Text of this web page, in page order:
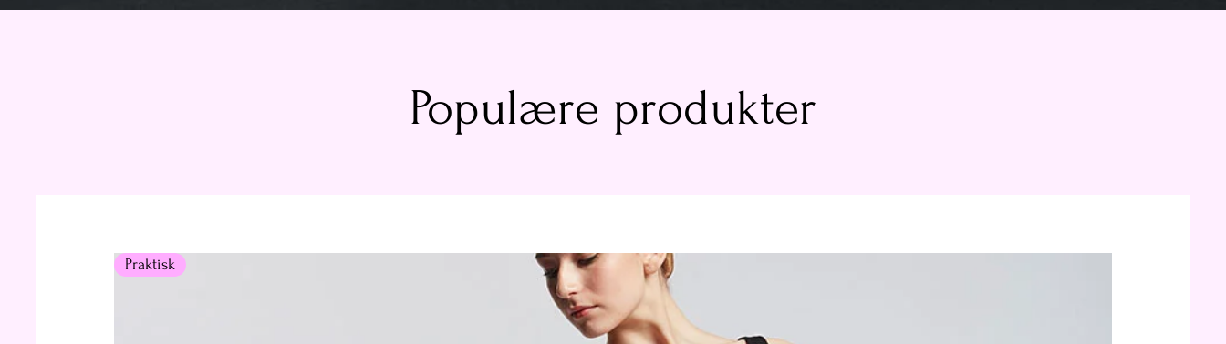
Populære produkter
Praktisk